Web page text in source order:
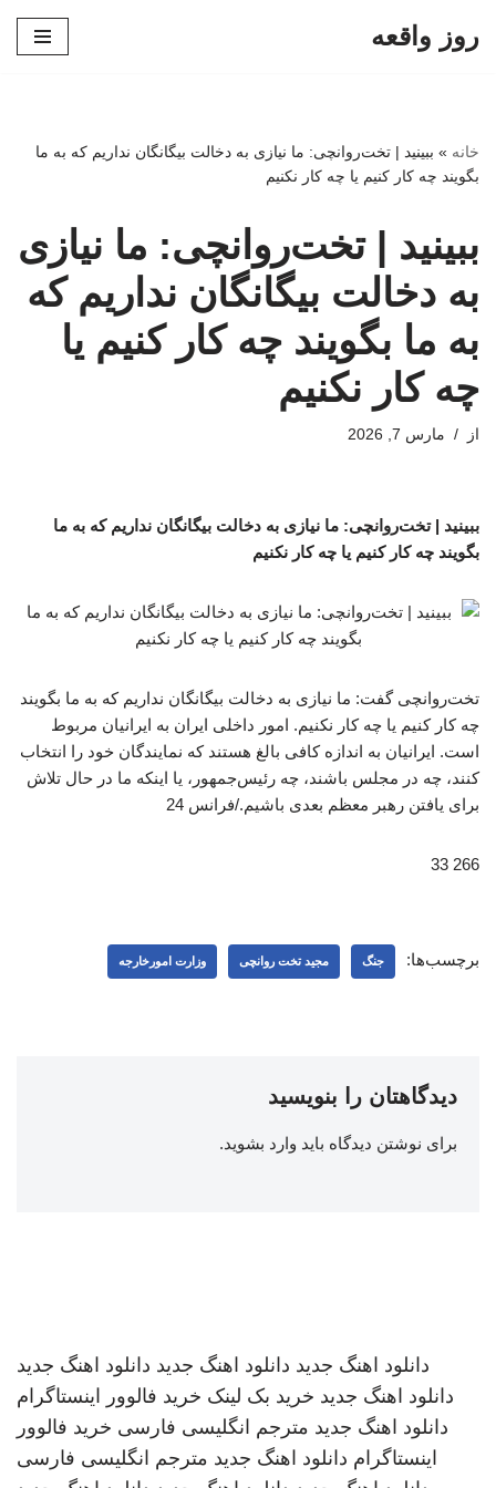
روز واقعه
خانه » ببینید | تخت‌روانچی: ما نیازی به دخالت بیگانگان نداریم که به ما
بگویند چه کار کنیم یا چه کار نکنیم
ببینید | تخت‌روانچی: ما نیازی
به دخالت بیگانگان نداریم که
به ما بگویند چه کار کنیم یا
چه کار نکنیم
از مارس 7, 2026
ببینید | تخت‌روانچی: ما نیازی به دخالت بیگانگان نداریم که به ما
بگویند چه کار کنیم یا چه کار نکنیم
تخت‌روانچی گفت: ما نیازی به دخالت بیگانگان نداریم که به ما بگویند
چه کار کنیم یا چه کار نکنیم. امور داخلی ایران به ایرانیان مربوط
است. ایرانیان به اندازه کافی بالغ هستند که نمایندگان خود را انتخاب
کنند، چه در مجلس باشند، چه رئیس‌جمهور، یا اینکه ما در حال تلاش
برای یافتن رهبر معظم بعدی باشیم./فرانس 24
266 33
برچسب‌ها: جنگ مجید تخت روانچی وزارت امورخارجه
دیدگاهتان را بنویسید
برای نوشتن دیدگاه باید وارد بشوید.
دانلود اهنگ جدید دانلود اهنگ جدید دانلود اهنگ جدید
دانلود اهنگ جدید خرید بک لینک خرید فالوور اینستاگرام
دانلود اهنگ جدید مترجم انگلیسی فارسی خرید فالوور
اینستاگرام دانلود اهنگ جدید مترجم انگلیسی فارسی